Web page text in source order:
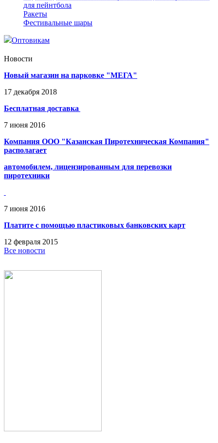
для пейнтбола
Ракеты
Фестивальные шары
Оптовикам
Новости
Новый магазин на парковке "МЕГА"
17 декабря 2018
Бесплатная доставка
7 июня 2016
Компания ООО "Казанская Пиротехническая Компания"
располагает
автомобилем, лицензированным для перевозки
пиротехники
7 июня 2016
Платите с помощью пластиковых банковских карт
12 февраля 2015
Все новости